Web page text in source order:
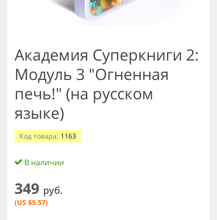
Академия Суперкниги 2:
Модуль 3 "Огненная
печь!" (на русском
языке)
Код товара: 1163
В наличии
349 руб.
(US $5.57)